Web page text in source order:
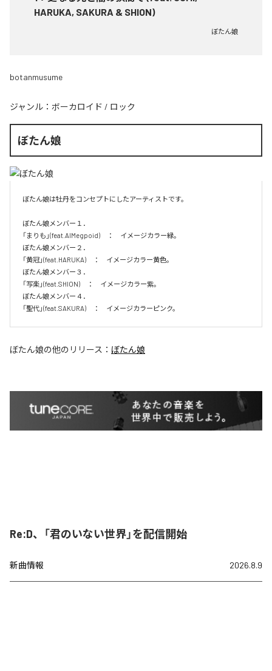
HARUKA, SAKURA & SHION)
ぼたん娘
botanmusume
ジャンル： ボーカロイド / ロック
ぼたん娘
ぼたん娘は牡丹をコンセプトにしたアーティストです。
ぼたん娘メンバー１．
「まりも」(feat.AIMegpoid)　：　イメージカラー緑。
ぼたん娘メンバー２．
「黄冠」(feat.HARUKA)　：　イメージカラー黄色。
ぼたん娘メンバー３．
「写楽」(feat.SHION)　：　イメージカラー紫。
ぼたん娘メンバー４．
「聖代」(feat.SAKURA)　：　イメージカラーピンク。
ぼたん娘の他のリリース： ぼたん娘
Re:D、「君のいない世界」を配信開始
新曲情報 2026.8.9